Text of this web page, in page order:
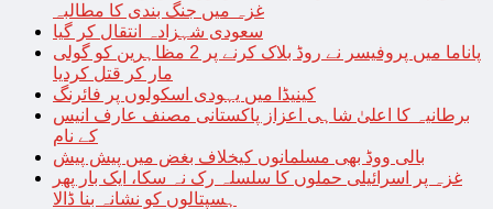
غزہ میں جنگ بندی کا مطالبہ
سعودی شہزادہ انتقال کر گیا
پاناما میں پروفیسر نے روڈ بلاک کرنے پر 2 مظاہرین کو گولی
مار کر قتل کردیا
کینیڈا میں یہودی اسکولوں پر فائرنگ
برطانیہ کا اعلیٰ شاہی اعزاز پاکستانی مصنف عارف انیس
کے نام
بالی ووڈ بھی مسلمانوں کیخلاف بغض میں پیش پیش
غزہ پر اسرائیلی حملوں کا سلسلہ رک نہ سکا، ایک بار پھر
ہسپتالوں کو نشانہ بنا ڈالا